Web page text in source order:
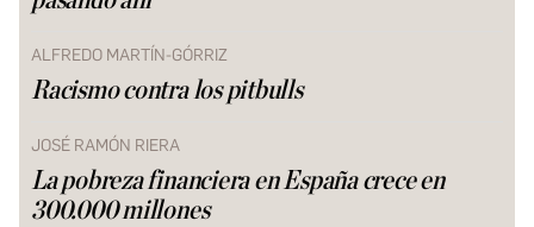
ALFREDO MARTÍN-GÓRRIZ
Racismo contra los pitbulls
JOSÉ RAMÓN RIERA
La pobreza financiera en España crece en
300.000 millones